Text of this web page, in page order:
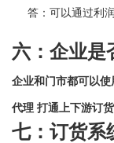
答：可以通过利润
六：企业是
企业和门市都可以使
代理 打通上下游订
七：订货系